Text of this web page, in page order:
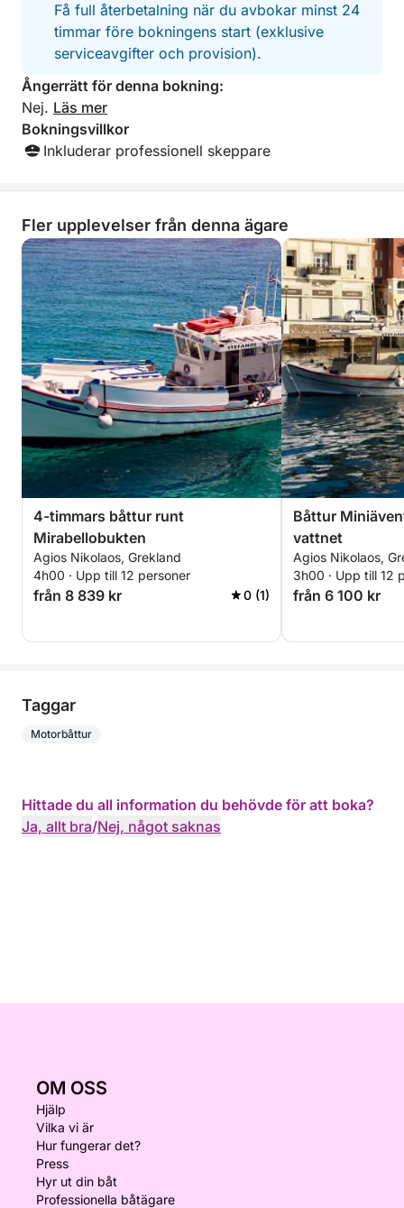
en bekväm och trevlig resa, så att du kan koppla av
och helt fördjupa dig i vikens skönhet. Oavsett om
du firar ett speciellt tillfälle eller helt enkelt letar efter
ett unikt sätt att utforska Kreta, erbjuder denna 6-
timmars båttur en exceptionell upplevelse på en av
öns mest förtrollande platser.
Få full återbetalning när du avbokar minst 24
timmar före bokningens start (exklusive
serviceavgifter och provision).
Ångerrätt för denna bokning:
Nej. Läs mer
Bokningsvillkor
Inkluderar professionell skeppare
Fler upplevelser från denna ägare
4-timmars båttur runt
Mirabellobukten
Agios Nikolaos, Grekland
4h00 · Upp till 12 personer
från 8 839 kr 0 (1)
Båttur
vattnet
Agios Nikolaos,
3h00 · Upp till 12
från 6 100 kr
Taggar
Motorbåttur
Hittade du all information du behövde för att boka?
Ja, allt bra/Nej, något saknas
OM OSS
Hjälp
Vilka vi är
Hur fungerar det?
Press
Hyr ut din båt
Professionella båtägare